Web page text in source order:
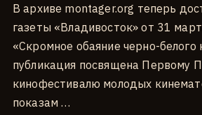
В архиве montager.org теперь
газеты «Владивосток» от 31
«Скромное обаяние черно-белого
публикация посвящена Первому
кинофестивалю молодых
показам …